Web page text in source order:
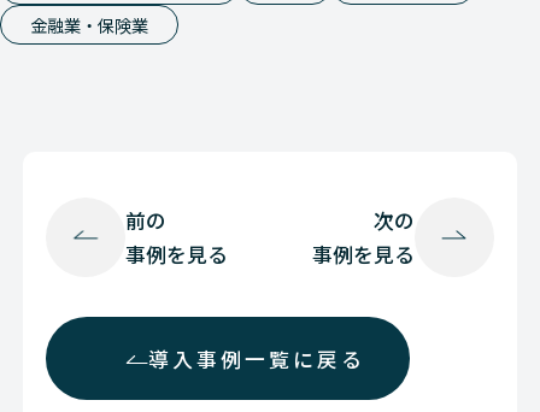
金融業・保険業
前の
事例を見る
導入事例一覧に戻る
次の
事例を見る